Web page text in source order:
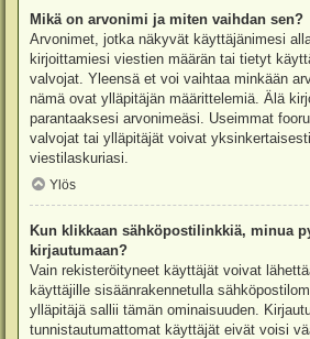
Mikä on arvonimi ja miten vaihdan sen?
Arvonimet, jotka näkyvät käyttäjänimesi
kirjoittamiesi viestien määrän tai tietyt
valvojat. Yleensä et voi vaihtaa minkään
nämä ovat ylläpitäjän määrittelemiä. Älä
parantaaksesi arvonimeäsi. Useimmat
valvojat tai ylläpitäjät voivat
viestilaskuriasi.
Ylös
Kun klikkaan sähköpostilinkkiä, minua
kirjautumaan?
Vain rekisteröityneet käyttäjät voivat
käyttäjille sisäänrakennetulla
ylläpitäjä sallii tämän ominaisuuden.
tunnistautumattomat käyttäjät eivät voisi